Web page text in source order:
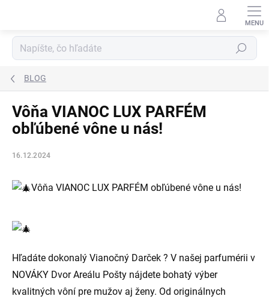
Hľadať
BLOG
Vôňa VIANOC LUX PARFÉM
obľúbené vône u nás!
16.12.2024
Vôňa VIANOC LUX PARFÉM obľúbené vône u nás!
Hľadáte dokonalý Vianočný Darček ? V našej parfumérii v
NOVÁKY Dvor Areálu Pošty nájdete bohatý výber
kvalitných vôní pre mužov aj ženy. Od originálnych